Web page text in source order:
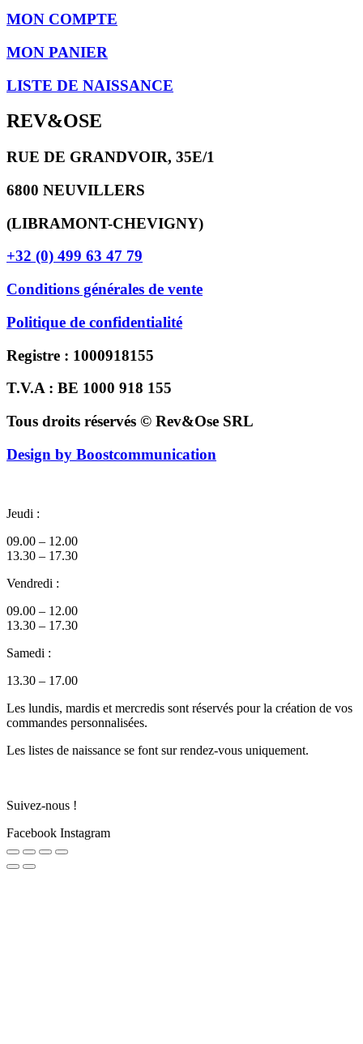
MON COMPTE
MON PANIER
LISTE DE NAISSANCE
REV&OSE
RUE DE GRANDVOIR, 35E/1
6800 NEUVILLERS
(LIBRAMONT-CHEVIGNY)
+32 (0) 499 63 47 79
Conditions générales de vente
Politique de confidentialité
Registre : 1000918155
T.V.A : BE 1000 918 155
Tous droits réservés © Rev&Ose SRL
Design by Boostcommunication
Jeudi :
09.00 – 12.00
13.30 – 17.30
Vendredi :
09.00 – 12.00
13.30 – 17.30
Samedi :
13.30 – 17.00
Les lundis, mardis et mercredis sont réservés pour la création de vos
commandes personnalisées.
Les listes de naissance se font sur rendez-vous uniquement.
Suivez-nous !
Facebook Instagram